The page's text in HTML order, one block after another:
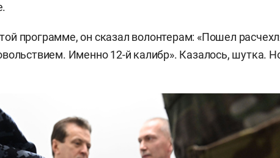
программе, он сказал волонтерам: «Пошел
Именно 12-й калибр». Казалось, шутка.